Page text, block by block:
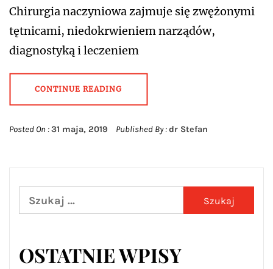
Chirurgia naczyniowa zajmuje się zwężonymi
tętnicami, niedokrwieniem narządów,
diagnostyką i leczeniem
CONTINUE READING
Posted On :31 maja, 2019 Published By :dr Stefan
Szukaj:
OSTATNIE WPISY